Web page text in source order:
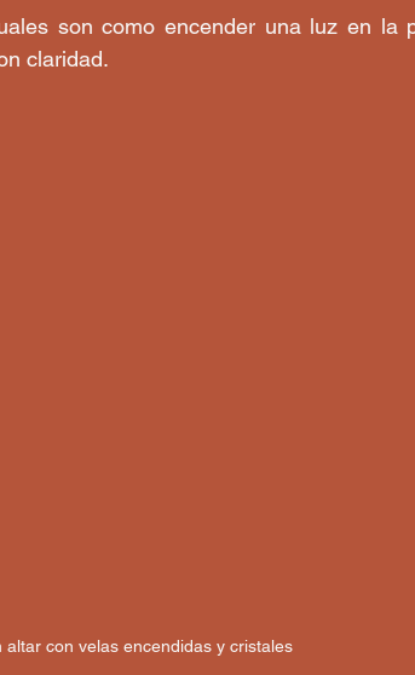
son como encender una luz en la
claridad.
con velas encendidas y cristales